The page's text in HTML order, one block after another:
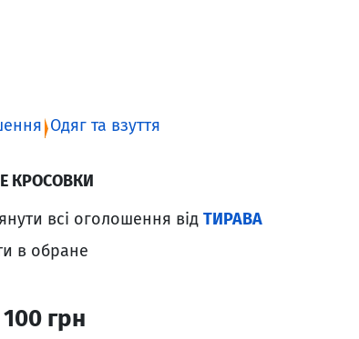
Одяг та взуття
КРОСОВКИ
всі оголошення від ТИРАВА
в обране
грн